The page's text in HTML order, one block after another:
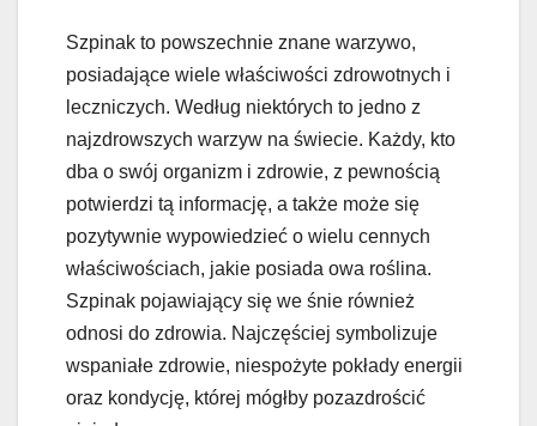
Szpinak to powszechnie znane warzywo,
posiadające wiele właściwości zdrowotnych i
leczniczych. Według niektórych to jedno z
najzdrowszych warzyw na świecie. Każdy, kto
dba o swój organizm i zdrowie, z pewnością
potwierdzi tą informację, a także może się
pozytywnie wypowiedzieć o wielu cennych
właściwościach, jakie posiada owa roślina.
Szpinak pojawiający się we śnie również
odnosi do zdrowia. Najczęściej symbolizuje
wspaniałe zdrowie, niespożyte pokłady energii
oraz kondycję, której mógłby pozazdrościć